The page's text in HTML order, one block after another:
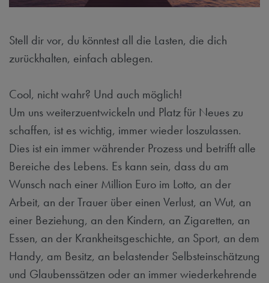
Stell dir vor, du könntest all die Lasten, die dich
zurückhalten, einfach ablegen.
Cool, nicht wahr? Und auch möglich!
Um uns weiterzuentwickeln und Platz für Neues zu
schaffen, ist es wichtig, immer wieder loszulassen.
Dies ist ein immer währender Prozess und betrifft alle
Bereiche des Lebens. Es kann sein, dass du am
Wunsch nach einer Million Euro im Lotto, an der
Arbeit, an der Trauer über einen Verlust, an Wut, an
einer Beziehung, an den Kindern, an Zigaretten, an
Essen, an der Krankheitsgeschichte, an Sport, an dem
Handy, am Besitz, an belastender Selbsteinschätzung
und Glaubenssätzen oder an immer wiederkehrende